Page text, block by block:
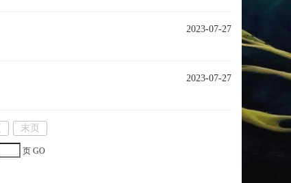
2023-07-27
2023-07-27
末页
页 GO